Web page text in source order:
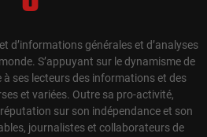
d’informations générales et d’analyses
S’appuyant sur le dynamisme de
à ses lecteurs des informations et des
et variées. Outre sa pro-activité,
sur son indépendance et son
journalistes et collaborateurs de